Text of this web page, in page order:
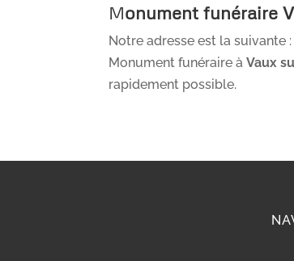
Monument funéraire
Notre adresse est la suivante
Monument funéraire àVaux
rapidement possible.